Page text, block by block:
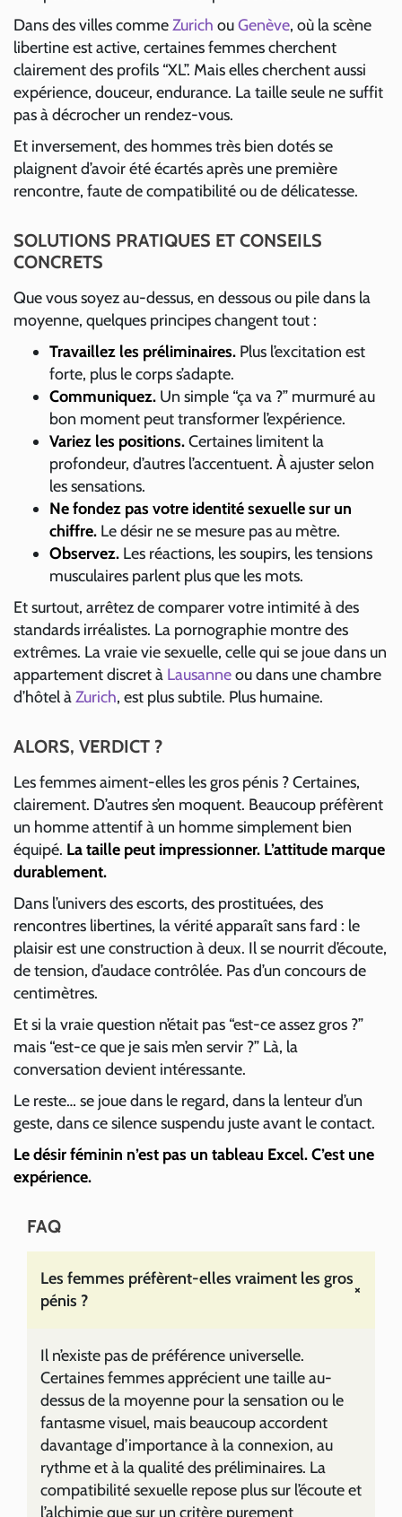
Dans des villes commeZurich ouGenève, où la scène
libertine est active, certaines femmes cherchent
clairement des profils “XL”. Mais elles cherchent aussi
expérience, douceur, endurance. La taille seule ne suffit
pas à décrocher un rendez-vous.
Et inversement, des hommes très bien dotés se
plaignent d’avoir été écartés après une première
rencontre, faute de compatibilité ou de délicatesse.
SOLUTIONS PRATIQUES ET CONSEILS
CONCRETS
Que vous soyez au-dessus, en dessous ou pile dans la
moyenne, quelques principes changent tout :
Travaillez les préliminaires. Plus l’excitation est
forte, plus le corps s’adapte.
Communiquez. Un simple “ça va ?” murmuré au
bon moment peut transformer l’expérience.
Variez les positions.Certaines limitent la
profondeur, d’autres l’accentuent. À ajuster selon
les sensations.
Ne fondez pas votre identité sexuelle sur un
chiffre. Le désir ne se mesure pas au mètre.
Observez. Les réactions, les soupirs, les tensions
musculaires parlent plus que les mots.
Et surtout, arrêtez de comparer votre intimité à des
standards irréalistes. La pornographie montre des
extrêmes. La vraie vie sexuelle, celle qui se joue dans un
appartement discret à Lausanneou dans une chambre
d’hôtel àZurich, est plus subtile. Plus humaine.
ALORS, VERDICT ?
Les femmes aiment-elles les gros pénis ? Certaines,
clairement. D’autres s’en moquent. Beaucoup préfèrent
un homme attentif à un homme simplement bien
équipé. La taille peut impressionner. L’attitude marque
durablement.
Dans l’univers des escorts, des prostituées, des
rencontres libertines, la vérité apparaît sans fard : le
plaisir est une construction à deux. Il se nourrit d’écoute,
de tension, d’audace contrôlée. Pas d’un concours de
centimètres.
Et si la vraie question n’était pas “est-ce assez gros ?”
mais “est-ce que je sais m’en servir ?” Là, la
conversation devient intéressante.
Le reste… se joue dans le regard, dans la lenteur d’un
geste, dans ce silence suspendu juste avant le contact.
Le désir féminin n’est pas un tableau Excel. C’est une
expérience.
FAQ
Les femmes préfèrent-elles vraiment les gros
pénis ?
+
Il n’existe pas de préférence universelle.
Certaines femmes apprécient une taille au-
dessus de la moyenne pour la sensation ou le
fantasme visuel, mais beaucoup accordent
davantage d’importance à la connexion, au
rythme et à la qualité des préliminaires. La
compatibilité sexuelle repose plus sur l’écoute et
l’alchimie que sur un critère purement